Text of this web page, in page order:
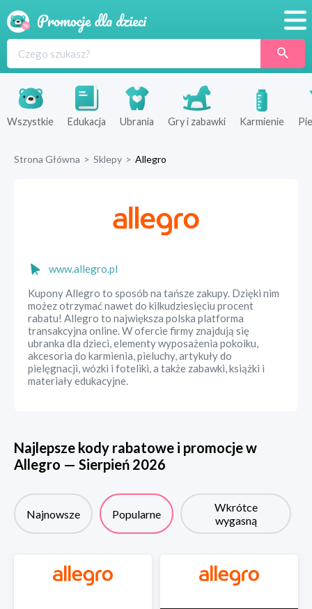
Produkty
Sklepy
Wszystkie Edukacja Ubrania Gry i zabawki Karmienie
Strona Główna > Sklepy > Allegro
www.allegro.pl
Kupony Allegro to sposób na tańsze zakupy. Dzięki nim
możez otrzymać nawet do kilkudziesięciu procent
rabatu! Allegro to największa polska platforma
transakcyjna online. W ofercie firmy znajdują się
ubranka dla dzieci, elementy wyposażenia pokoiku,
akcesoria do karmienia, pieluchy, artykuły do
pielęgnacji, wózki i foteliki, a także zabawki, książki i
materiały edukacyjne.
Najlepsze kody rabatowe i promocje w
Allegro — Sierpień 2026
Najnowsze Popularne
Wkrótce
wygasną